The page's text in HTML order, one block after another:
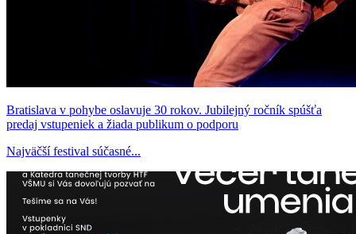
Bratislava v pohybe oslavuje 30 rokov. Jubilejný ročník spúšťa
predaj vstupeniek a žiada publikum o podporu
Najväčší festival súčasné...